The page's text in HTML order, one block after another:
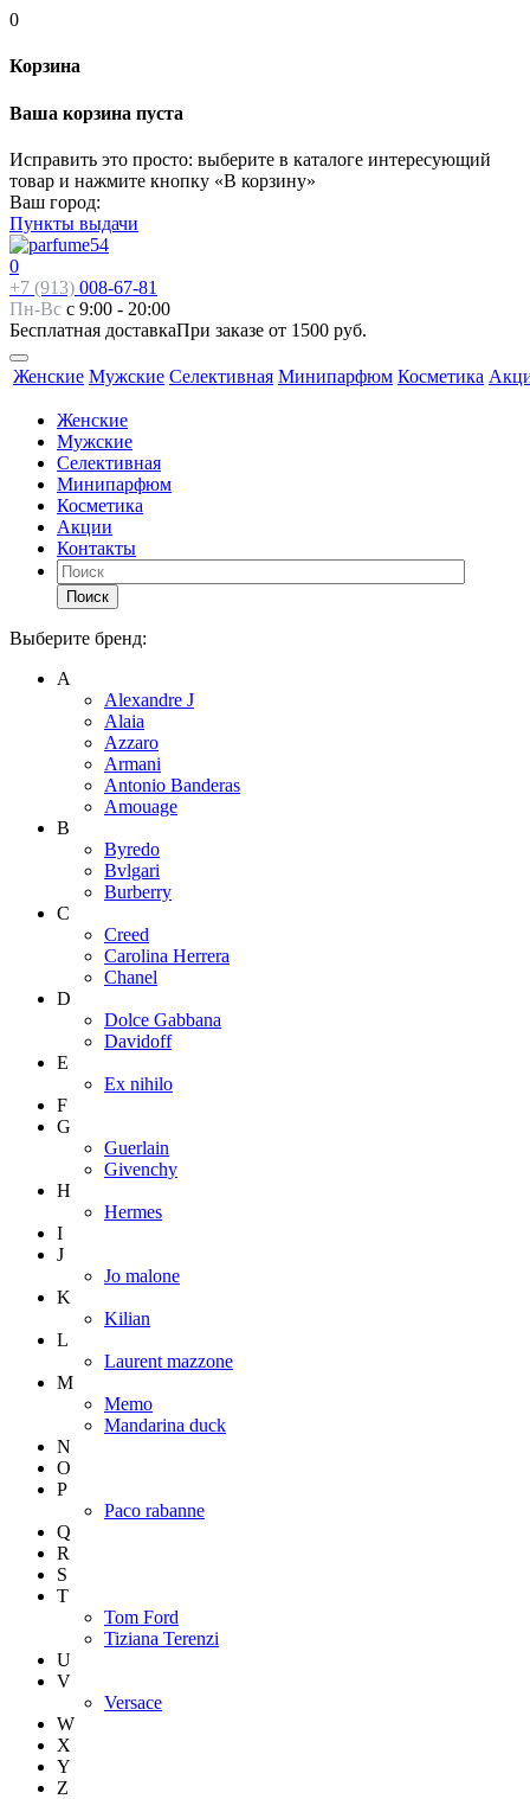
0
Корзина
Ваша корзина пуста
Исправить это просто: выберите в каталоге интересующий
товар и нажмите кнопку «В корзину»
Ваш город:
Пункты выдачи
0
+7 (913) 008-67-81
Пн-Вс с 9:00 - 20:00
Бесплатная доставкаПри заказе от 1500 руб.
Женские Мужские Селективная Минипарфюм Косметика
Женские
Мужские
Селективная
Минипарфюм
Косметика
Акции
Контакты
Поиск
Выберите бренд:
А
Alexandre J
Alaia
Azzaro
Armani
Antonio Banderas
Amouage
B
Byredo
Bvlgari
Burberry
C
Creed
Carolina Herrera
Chanel
D
Dolce Gabbana
Davidoff
E
Ex nihilo
F
G
Guerlain
Givenchy
H
Hermes
I
J
Jo malone
K
Kilian
L
Laurent mazzone
M
Memo
Mandarina duck
N
O
P
Paco rabanne
Q
R
S
T
Tom Ford
Tiziana Terenzi
U
V
Versace
W
X
Y
Z